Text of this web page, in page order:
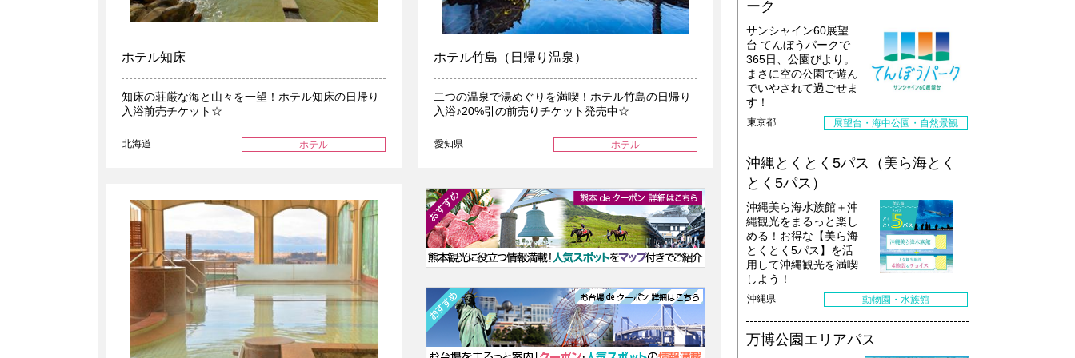
ホテル知床
知床の荘厳な海と山々を一望！ホテル知床の日帰り
入浴前売チケット☆
北海道 ホテル
ホテル竹島（日帰り温泉）
二つの温泉で湯めぐりを満喫！ホテル竹島の日帰り
入浴♪20%引の前売りチケット発売中☆
愛知県 ホテル
ーク
サンシャイン60展望
台 てんぼうパークで
365日、公園びより。
まさに空の公園で遊ん
でいやされて過ごせま
す！
東京都 展望台・海中公園・自然景観
沖縄とくとく5パス（美ら海とく
とく5パス）
沖縄美ら海水族館＋沖
縄観光をまるっと楽し
める！お得な【美ら海
とくとく5パス】を活
用して沖縄観光を満喫
しよう！
沖縄県 動物園・水族館
万博公園エリアパス